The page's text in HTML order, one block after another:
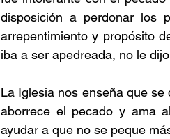
disposición a perdonar los
arrepentimiento y propósito
iba a ser apedreada, no le
La Iglesia nos enseña que
aborrece el pecado y ama
ayudar a que no se peque